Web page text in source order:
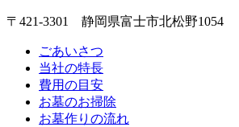
〒421-3301 静岡県富士市北松野1054
ごあいさつ
当社の特長
費用の目安
お墓のお掃除
お墓作りの流れ